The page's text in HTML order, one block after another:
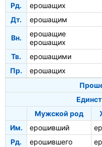
Рд.
ерошащих
Дт.
ерошащим
Вн.
ерошащие
ерошащих
Тв.
ерошащими
Пр.
ерошащих
Мужской род
Им.
ерошивший
Рд.
ерошившего